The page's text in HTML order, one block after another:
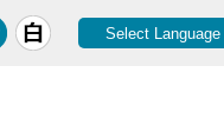
Select Language